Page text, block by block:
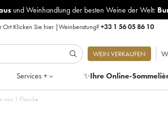
und Weinhandlung der besten Weine der Welt:
Ort Klicken Sie hier|Weinberatung?+33 1 56 05 86 10
WEIN VERKAUFEN
Services + ✨Ihre Online-
von 1 Flasche